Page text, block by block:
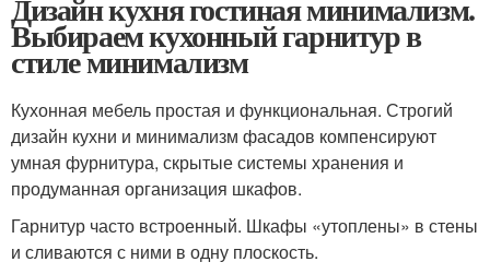
Дизайн кухня гостиная минимализм.
Выбираем кухонный гарнитур в
стиле минимализм
Кухонная мебель простая и функциональная. Строгий
дизайн кухни и минимализм фасадов компенсируют
умная фурнитура, скрытые системы хранения и
продуманная организация шкафов.
Гарнитур часто встроенный. Шкафы «утоплены» в стены
и сливаются с ними в одну плоскость.